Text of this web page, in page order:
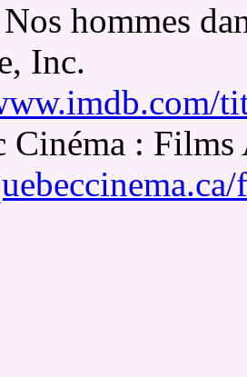
hommes
Inc.
Cinéma :